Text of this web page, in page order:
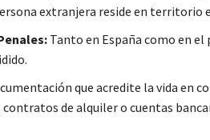
extranjera reside en territorio
Tanto en España como en el
que acredite la vida en
de alquiler o cuentas